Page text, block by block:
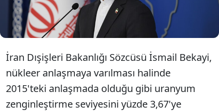
İran Dışişleri Bakanlığı Sözcüsü İsmail Bekayi,
nükleer anlaşmaya varılması halinde
2015'teki anlaşmada olduğu gibi uranyum
zenginleştirme seviyesini yüzde 3,67'ye